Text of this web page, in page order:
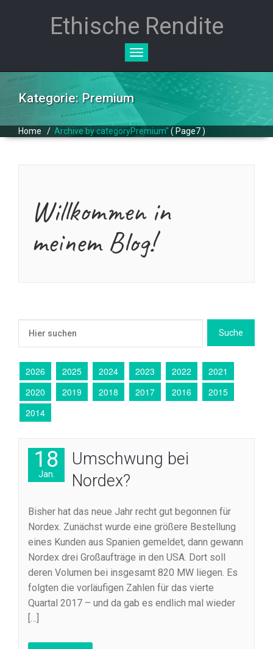
Ethische Rendite
Toggle
Kategorie: Premium
Home / Archive by categoryPremium" ( Page7 )
Willkommen in
meinem Blog!
2026 2025 2024 2023 2022
2021
2020
2019 2018 2017 2016
2015
2014
18
Jan.
Umschwung bei
Nordex?
Bisher hat das neue Jahr recht gut begonnen für
Nordex. Zunächst wurde eine größere Bestellung
eines Kunden aus Spanien gemeldet, dann gewann
Nordex drei Großaufträge in den USA. Dort soll
deren Volumen bei insgesamt 820 MW liegen. Es
folgten die vorläufigen Zahlen für das vierte
Quartal 2017 – und da gab es endlich mal wieder
[…]